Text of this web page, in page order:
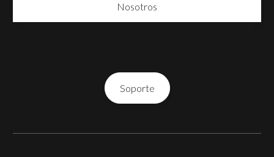
Nosotros
Soporte